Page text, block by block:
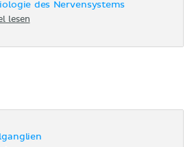
des Nervensystems
lesen